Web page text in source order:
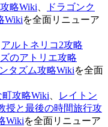
略Wiki
ドラゴンク
Wikiを全面リニューア
アルトネリコ2攻略
のアトリエ攻略
タズム攻略Wikiを全面
攻略Wiki
レイトン
授と最後の時間旅行攻
Wikiを全面リニューア